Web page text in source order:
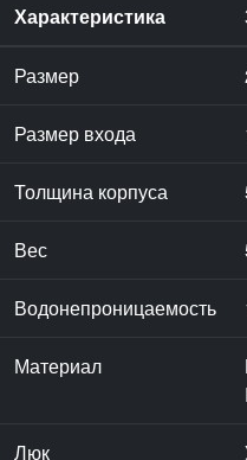
Характеристика
Размер
Размер входа
Толщина корпуса
Вес
Водонепроницаемость
Материал
Люк